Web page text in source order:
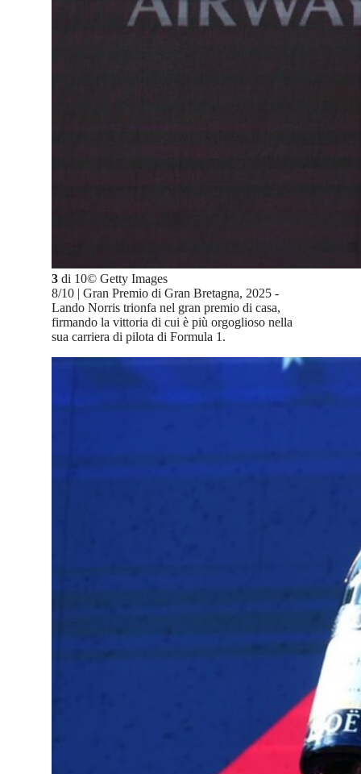
3 di 10© Getty Images
8/10 | Gran Premio di Gran Bretagna, 2025 -
Lando Norris trionfa nel gran premio di casa,
firmando la vittoria di cui è più orgoglioso nella
sua carriera di pilota di Formula 1.